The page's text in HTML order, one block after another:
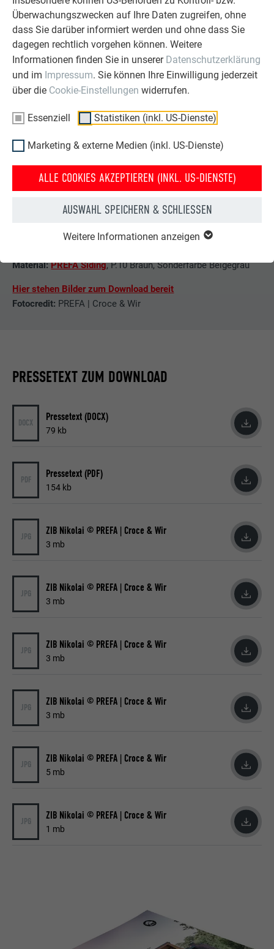
Überwachungszwecken auf Ihre Daten zugreifen, ohne
dass Sie darüber informiert werden und ohne dass Sie
dagegen rechtlich vorgehen können. Weitere
Informationen finden Sie in unserer Datenschutzerklärung
und im Impressum. Sie können Ihre Einwilligung jederzeit
über die Cookie-Einstellungen widerrufen.
Essenziell Statistiken (inkl. US-Dienste)
Marketing & externe Medien (inkl. US-Dienste)
ALLE COOKIES AKZEPTIEREN (INKL. US-DIENSTE)
AUSWAHL SPEICHERN & SCHLIESSEN
Weitere Informationen anzeigen
Josef Kleissner, ein erfahrener Dachdecker und Spengler mit
eigenem Betrieb in Tillmitsch bei Leibnitz, hebt hervor, dass
viele Details gemeinsam mit den Architekt:innen entwickelt
wurden, um sowohl eine ansprechende Optik zu
gewährleisten als auch Kosten zu reduzieren. Dabei musste
darauf geachtet werden, dass dievertikalen Streifen über
Aufgrund langjähriger Erfahrung weiß Kleissner, worauf es
ausgezeichnete Architekten, mutige Auftraggeber:innen,
WEITERE INFOS
Material:PREFA Siding, P.10 Braun, Sonderfarbe Beigegrau
Hier stehen Bilder zum Download bereit
Fotocredit: PREFA | Croce & Wir
PRESSETEXT ZUM DOWNLOAD
DOCX Pressetext (DOCX)
79 kb
PDF Pressetext (PDF)
154 kb
JPG ZIB Nikolai © PREFA | Croce & Wir
3 mb
JPG ZIB Nikolai © PREFA | Croce & Wir
3 mb
JPG ZIB Nikolai © PREFA | Croce & Wir
3 mb
JPG ZIB Nikolai © PREFA | Croce & Wir
3 mb
JPG ZIB Nikolai © PREFA | Croce & Wir
5 mb
JPG ZIB Nikolai © PREFA | Croce & Wir
1 mb